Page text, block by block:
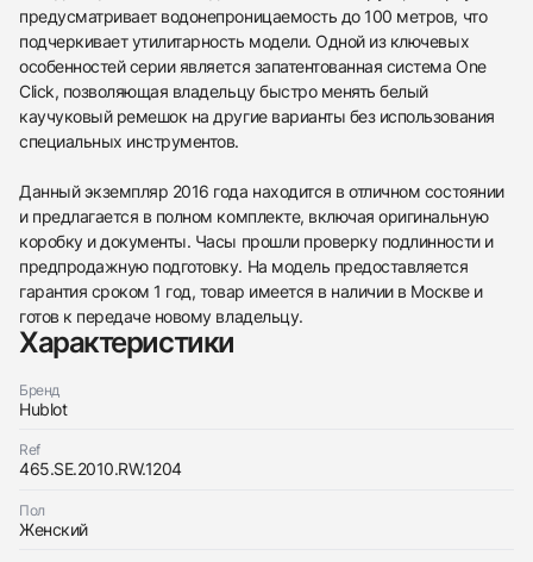
438
285
145
142
205
204
195
150
6
предусматривает водонепроницаемость до 100 метров, что
подчеркивает утилитарность модели. Одной из ключевых
особенностей серии является запатентованная система One
Click, позволяющая владельцу быстро менять белый
каучуковый ремешок на другие варианты без использования
специальных инструментов.
Данный экземпляр 2016 года находится в отличном состоянии
и предлагается в полном комплекте, включая оригинальную
коробку и документы. Часы прошли проверку подлинности и
предпродажную подготовку. На модель предоставляется
гарантия сроком 1 год, товар имеется в наличии в Москве и
готов к передаче новому владельцу.
Характеристики
Бренд
Hublot
Ref
465.SE.2010.RW.1204
Пол
Женский
Купить эти часы
Оставьте ваши контактные данные и мы свяжемся
с вами
Трейд-ин часов
Оставьте ваши контактные данные и мы свяжемся
с вами
Hublot
Big Bang One Click Steel White Diamonds 39 Mm